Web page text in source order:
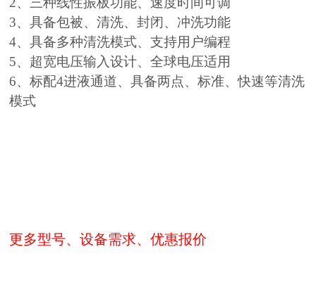
3、具备包被、清洗、封闭、冲洗功能
4、具备多种清洗模式、支持用户编程
5、超宽电压输入设计、全球电压适用
6、标配4进液通道、具备两点、标准、快速等清洗
模式
更多型号、设备需求、优惠报价